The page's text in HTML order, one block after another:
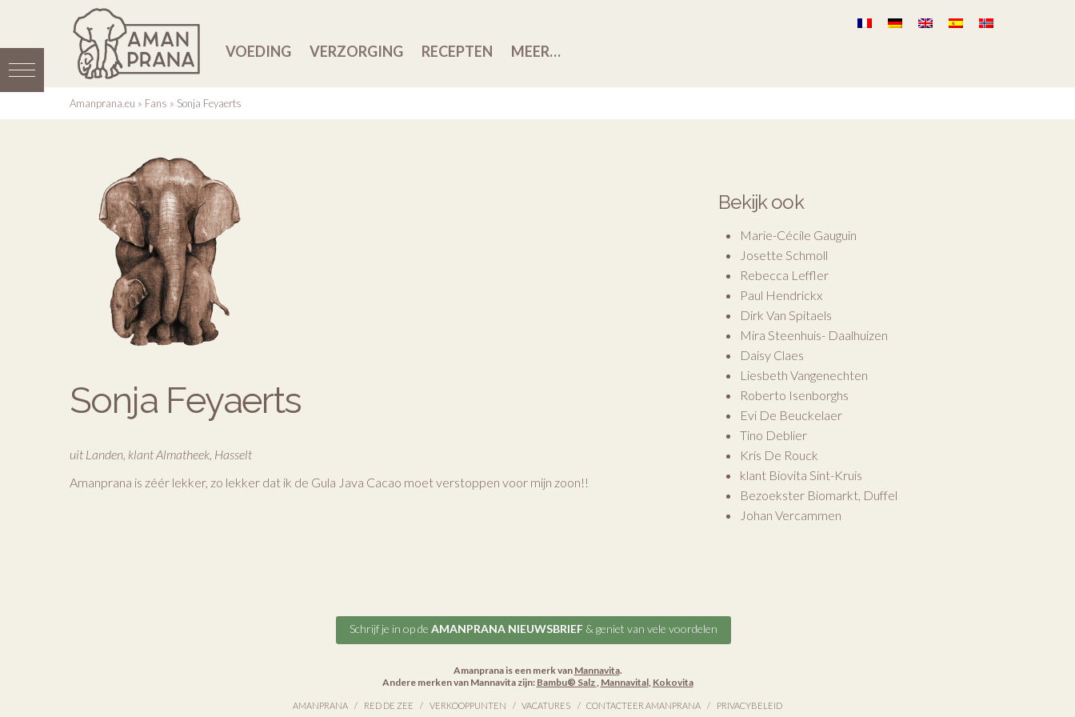
VOEDING VERZORGING RECEPTEN MEER…
Amanprana.eu » Fans » Sonja Feyaerts
Sonja Feyaerts
uit Landen, klant Almatheek, Hasselt
Amanprana is zéér lekker, zo lekker dat ik de Gula Java Cacao moet verstoppen voor mijn zoon!!
Bekijk ook
Marie-Cécile Gauguin
Josette Schmoll
Rebecca Leffler
Paul Hendrickx
Dirk Van Spitaels
Mira Steenhuis- Daalhuizen
Daisy Claes
Liesbeth Vangenechten
Roberto Isenborghs
Evi De Beuckelaer
Tino Deblier
Kris De Rouck
klant Biovita Sint-Kruis
Bezoekster Biomarkt, Duffel
Johan Vercammen
Schrijf je in op de AMANPRANA NIEUWSBRIEF & geniet van vele voordelen
Amanprana is een merk van Mannavita.
Andere merken van Mannavita zijn: Bambu® Salz, Mannavital, Kokovita
AMANPRANA RED DE ZEE VERKOOPPUNTEN VACATURES CONTACTEER AMANPRANA PRIVACYBELEID